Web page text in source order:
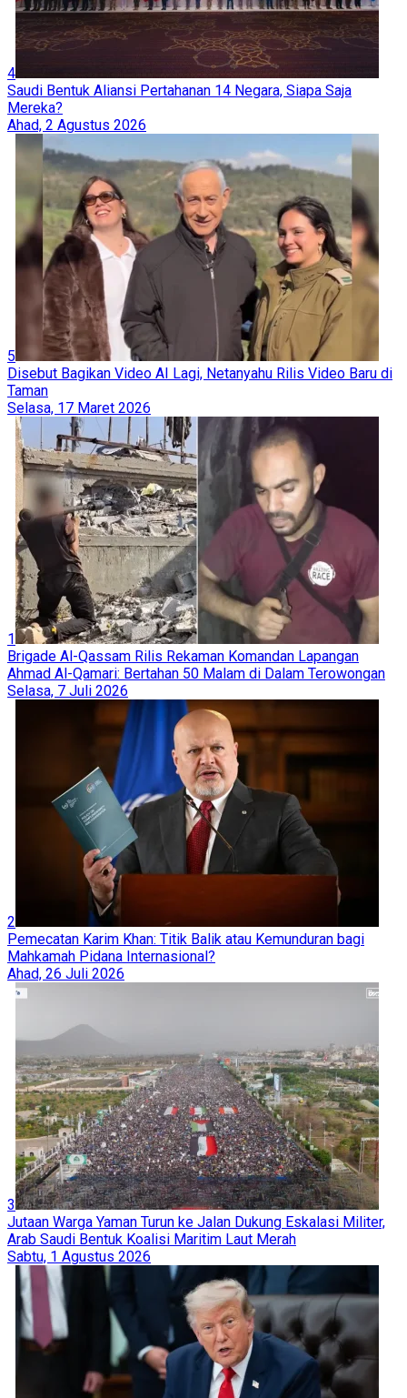
4
Saudi Bentuk Aliansi Pertahanan 14 Negara, Siapa Saja
Mereka?
Ahad, 2 Agustus 2026
5
Disebut Bagikan Video AI Lagi, Netanyahu Rilis Video Baru di
Taman
Selasa, 17 Maret 2026
1
Brigade Al-Qassam Rilis Rekaman Komandan Lapangan
Ahmad Al-Qamari: Bertahan 50 Malam di Dalam Terowongan
Selasa, 7 Juli 2026
2
Pemecatan Karim Khan: Titik Balik atau Kemunduran bagi
Mahkamah Pidana Internasional?
Ahad, 26 Juli 2026
3
Jutaan Warga Yaman Turun ke Jalan Dukung Eskalasi Militer,
Arab Saudi Bentuk Koalisi Maritim Laut Merah
Sabtu, 1 Agustus 2026